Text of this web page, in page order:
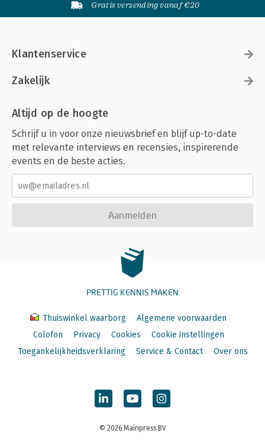
Gratis verzending vanaf €20
Klantenservice
Zakelijk
Altijd op de hoogte
Schrijf u in voor onze nieuwsbrief en blijf up-to-date
met relevante interviews en recensies, inspirerende
events en de beste acties.
Aanmelden
PRETTIG KENNIS MAKEN
Thuiswinkel waarborg
Algemene voorwaarden
Colofon
Privacy Cookies
Cookie instellingen
Toegankelijkheidsverklaring
Service & Contact Over ons
© 2026 Mainpress BV